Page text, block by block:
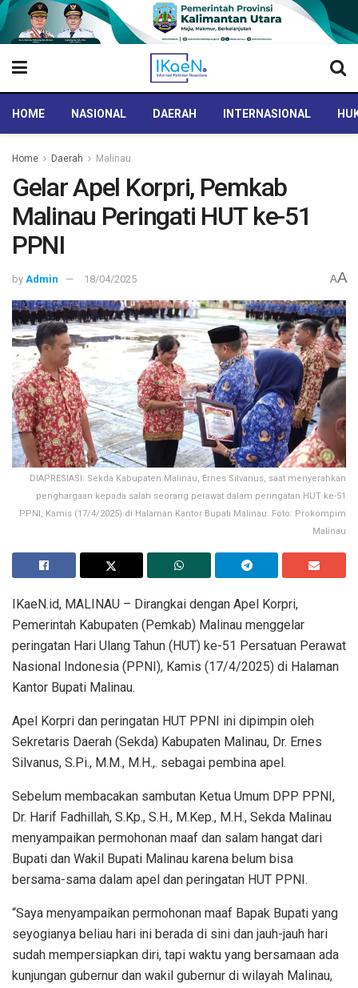
HOME NASIONAL DAERAH INTERNASIONAL
Home Daerah Malinau
Gelar Apel Korpri, Pemkab
Malinau Peringati HUT ke-51
PPNI
by Admin 18/04/2025 AA
DIAPRESIASI: Sekda Kabupaten Malinau, Ernes Silvanus, saat menyerahkan
penghargaan kepada salah seorang perawat dalam peringatan HUT ke-51
PPNI, Kamis (17/4/2025) di Halaman Kantor Bupati Malinau. Foto: Prokompim
Malinau
IKaeN.id, MALINAU – Dirangkai dengan Apel Korpri,
Pemerintah Kabupaten (Pemkab) Malinau menggelar
peringatan Hari Ulang Tahun (HUT) ke-51 Persatuan Perawat
Nasional Indonesia (PPNI), Kamis (17/4/2025) di Halaman
Kantor Bupati Malinau.
Apel Korpri dan peringatan HUT PPNI ini dipimpin oleh
Sekretaris Daerah (Sekda) Kabupaten Malinau, Dr. Ernes
Silvanus, S.Pi., M.M., M.H.,. sebagai pembina apel.
Sebelum membacakan sambutan Ketua Umum DPP PPNI,
Dr. Harif Fadhillah, S.Kp., S.H., M.Kep., M.H., Sekda Malinau
menyampaikan permohonan maaf dan salam hangat dari
Bupati dan Wakil Bupati Malinau karena belum bisa
bersama-sama dalam apel dan peringatan HUT PPNI.
“Saya menyampaikan permohonan maaf Bapak Bupati yang
seyogianya beliau hari ini berada di sini dan jauh-jauh hari
sudah mempersiapkan diri, tapi waktu yang bersamaan ada
kunjungan gubernur dan wakil gubernur di wilayah Malinau,